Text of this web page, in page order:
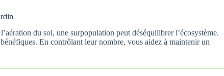
du sol, une surpopulation peut déséquilibrer l’écosystème.
En contrôlant leur nombre, vous aidez à maintenir un